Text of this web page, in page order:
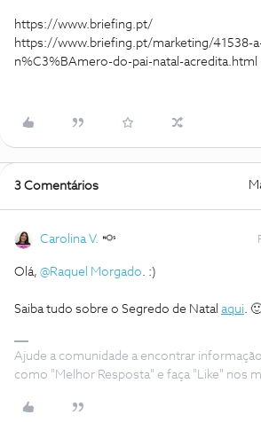
https://www.briefing.pt/
https://www.briefing.pt/marketing/41538-
n%C3%BAmero-do-pai-natal-acredita.html
3 Comentários
Carolina V.
Olá, @Raquel Morgado. :)
Saiba tudo sobre o Segredo de Natal aqui.
Ajude a comunidade a encontrar
como "Melhor Resposta" e faça "Like" nos